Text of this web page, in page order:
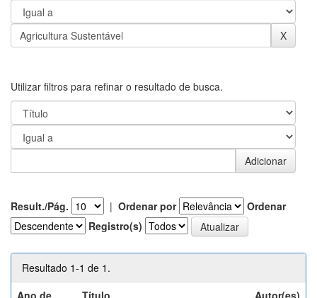
Utilizar filtros para refinar o resultado de busca.
Result./Pág. | Ordenar por
Ordenar
Registro(s)
Resultado 1-1 de 1.
Ano de
Título Autor(es)